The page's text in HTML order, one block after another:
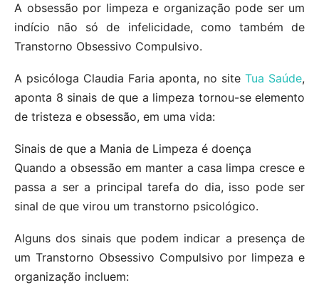
A obsessão por limpeza e organização pode ser um
indício não só de infelicidade, como também de
Transtorno Obsessivo Compulsivo.
A psicóloga Claudia Faria aponta, no site Tua Saúde,
aponta 8 sinais de que a limpeza tornou-se elemento
de tristeza e obsessão, em uma vida:
Sinais de que a Mania de Limpeza é doença
Quando a obsessão em manter a casa limpa cresce e
passa a ser a principal tarefa do dia, isso pode ser
sinal de que virou um transtorno psicológico.
Alguns dos sinais que podem indicar a presença de
um Transtorno Obsessivo Compulsivo por limpeza e
organização incluem: